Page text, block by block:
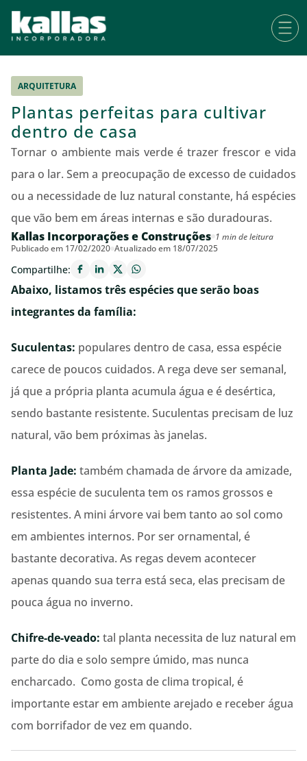
ARQUITETURA
Plantas perfeitas para cultivar
dentro de casa
Tornar o ambiente mais verde é trazer frescor e vida
para o lar. Sem a preocupação de excesso de cuidados
ou a necessidade de luz natural constante, há espécies
que vão bem em áreas internas e são duradouras.
Kallas Incorporações e Construções 1 min de leitura
Publicado em 17/02/2020 Atualizado em 18/07/2025
Compartilhe:
Abaixo, listamos três espécies que serão boas
integrantes da família:
Suculentas: populares dentro de casa, essa espécie
carece de poucos cuidados. A rega deve ser semanal,
já que a própria planta acumula água e é desértica,
sendo bastante resistente. Suculentas precisam de luz
natural, vão bem próximas às janelas.
Planta Jade: também chamada de árvore da amizade,
essa espécie de suculenta tem os ramos grossos e
resistentes. A mini árvore vai bem tanto ao sol como
em ambientes internos. Por ser ornamental, é
bastante decorativa. As regas devem acontecer
apenas quando sua terra está seca, elas precisam de
pouca água no inverno.
Chifre-de-veado: tal planta necessita de luz natural em
parte do dia e solo sempre úmido, mas nunca
encharcado. Como gosta de clima tropical, é
importante estar em ambiente arejado e receber água
com borrifador de vez em quando.